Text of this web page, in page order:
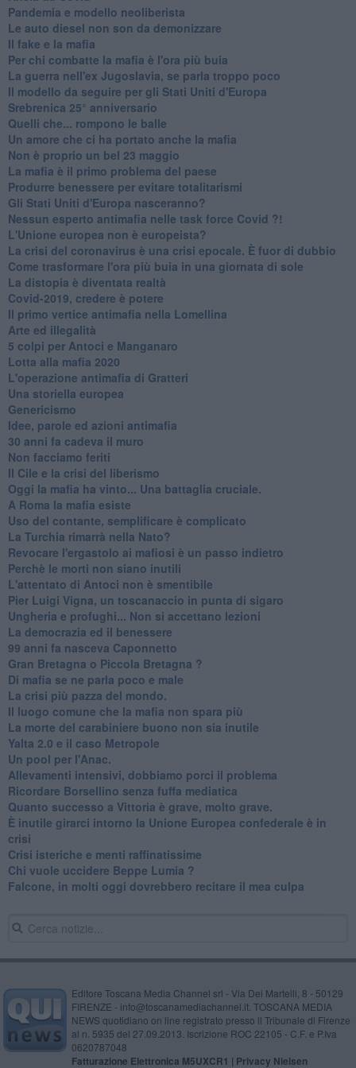
Pandemia e modello neoliberista
Le auto diesel non son da demonizzare
​Il fake e la mafia
Per chi combatte la mafia è l'ora più buia
La guerra nell'ex Jugoslavia, se parla troppo poco
Il modello da seguire per gli Stati Uniti d'Europa
Srebrenica 25° anniversario
Quelli che... rompono le balle
Un amore che ci ha portato anche la mafia
Non è proprio un bel 23 maggio
La mafia è il primo problema del paese
Produrre benessere per evitare totalitarismi
Gli Stati Uniti d'Europa nasceranno?
Nessun esperto antimafia nelle task force Covid ?!
L'Unione europea non è europeista?
La crisi del coronavirus è una crisi epocale. È fuor di dubbio
Come trasformare l'ora più buia in una giornata di sole
​La distopia è diventata realtà
Covid-2019, credere è potere
Il primo vertice antimafia nella Lomellina
Arte ed illegalità
​5 colpi per Antoci e Manganaro
Lotta alla mafia 2020
L'operazione antimafia di Gratteri
Una storiella europea
Genericismo
Idee, parole ed azioni antimafia
30 anni fa cadeva il muro
Non facciamo feriti
Il Cile e la crisi del liberismo
Oggi la mafia ha vinto... Una battaglia cruciale.
A Roma la mafia esiste
Uso del contante, semplificare è complicato
La Turchia rimarrà nella Nato?
Revocare l'ergastolo ai mafiosi è un passo indietro
Perchè le morti non siano inutili
L'attentato di Antoci non è smentibile
Pier Luigi Vigna, un toscanaccio in punta di sigaro
Ungheria e profughi... Non si accettano lezioni
La democrazia ed il benessere
99 anni fa nasceva Caponnetto
Gran Bretagna o Piccola Bretagna ?
Di mafia se ne parla poco e male
La crisi più pazza del mondo.
Il luogo comune che la mafia non spara più
La morte del carabiniere buono non sia inutile
Yalta 2.0 e il caso Metropole
​Un pool per l'Anac.
Allevamenti intensivi, dobbiamo porci il problema
Ricordare Borsellino senza fuffa mediatica
​Quanto successo a Vittoria è grave, molto grave.
​È inutile girarci intorno la Unione Europea confederale è in
crisi
Crisi isteriche e menti raffinatissime
Chi vuole uccidere Beppe Lumia ?
Falcone, in molti oggi dovrebbero recitare il mea culpa
Editore Toscana Media Channel srl - Via Dei Martelli, 8 - 50129
FIRENZE - info@toscanamediachannel.it. TOSCANA MEDIA
NEWS quotidiano on line registrato presso il Tribunale di Firenze
al n. 5935 del 27.09.2013. Iscrizione ROC 22105 - C.F. e P.Iva
0620787048
Fatturazione Elettronica M5UXCR1 | Privacy Nielsen